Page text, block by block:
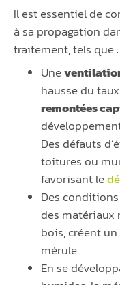
Il est essentiel de
à sa propagation
traitement, tels que :
Une
hausse du taux
remontées
Des défauts
toitures ou
favorisant le
Des
des matériaux
bois, créent
mérule.
En se